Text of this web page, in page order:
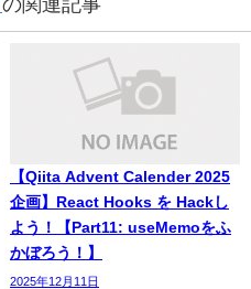
の関連記事
【Qiita Advent Calender 2025
企画】React Hooks を Hackし
よう！【Part11: useMemoをふ
かぼろう！】
2025年12月11日